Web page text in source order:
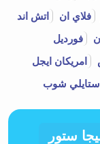
فلاي ان
اتش اند
فورديل
امريكان ايجل
ستايلي شوب
ستور